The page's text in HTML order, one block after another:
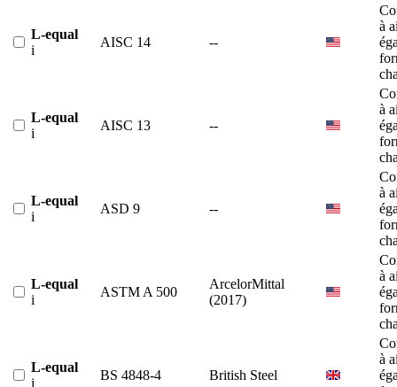
L-equal
i
AISC 14 --
à
L-equal
i
AISC 13 --
à
L-equal
i
ASD 9 --
à
L-equal
i
ASTM A 500
ArcelorMittal
(2017)
à
L-equal
i
BS 4848-4 British Steel
à